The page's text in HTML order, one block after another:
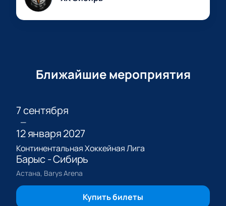
Ближайшие мероприятия
7 сентября
—
12 января 2027
Континентальная Хоккейная Лига
Барыс - Сибирь
Астана, Barys Arena
Купить билеты